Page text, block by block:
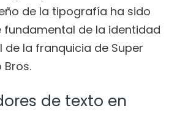
de la tipografía ha sido
fundamental de la identidad
de la franquicia de Super
Bros.
de texto en